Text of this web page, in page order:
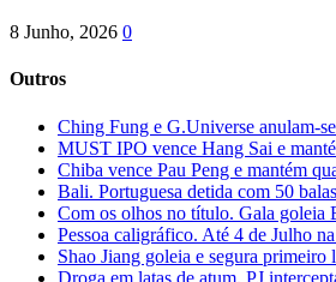
8 Junho, 2026 0
Outros
Ching Fung e G.Universe anulam-
MUST IPO vence Hang Sai e
Chiba vence Pau Peng e mantém
Bali. Portuguesa detida com 50
Com os olhos no título. Gala goleia
Pessoa caligráfico. Até 4 de Julho
Shao Jiang goleia e segura primeiro
Droga em latas de atum. PJ